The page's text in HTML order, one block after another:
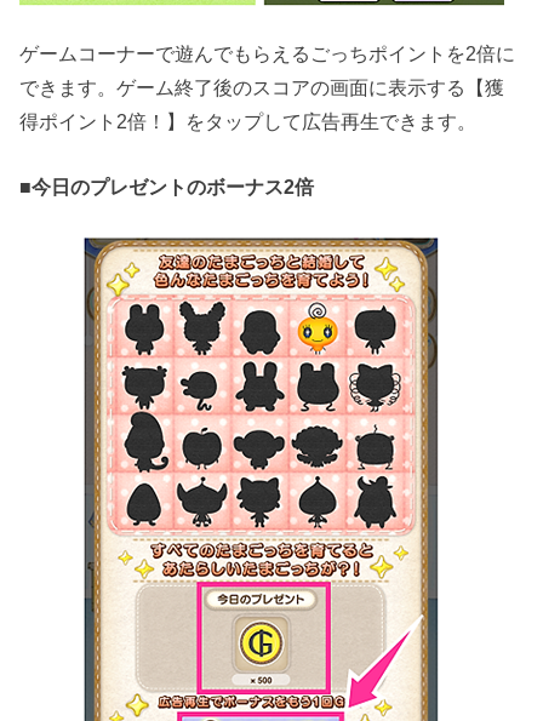
ゲームコーナーで遊んでもらえるごっちポイントを2倍に
できます。ゲーム終了後のスコアの画面に表示する【獲
得ポイント2倍！】をタップして広告再生できます。
■今日のプレゼントのボーナス2倍